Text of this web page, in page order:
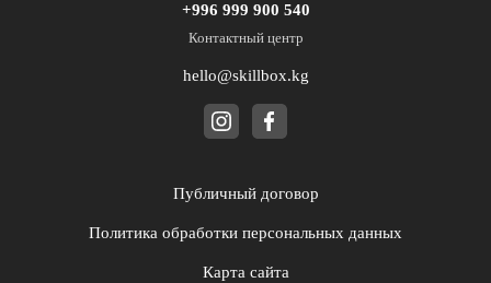
+996 999 900 540
Контактный центр
hello@skillbox.kg
Публичный договор
Политика обработки персональных данных
Карта сайта